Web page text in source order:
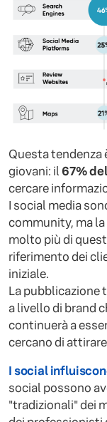
Questa tendenza
giovani: il67%
cercare
I social media
community, ma
molto più di
riferimento dei
iniziale.
La pubblicazione
a livello di brand
continuerà a
cercano di
I social
social possono
"tradizionali" dei